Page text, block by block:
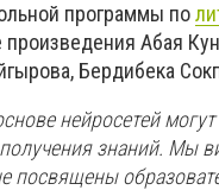
программы по
произведения Абая
Бердибека
нейросетей
знаний. Мы
посвящены